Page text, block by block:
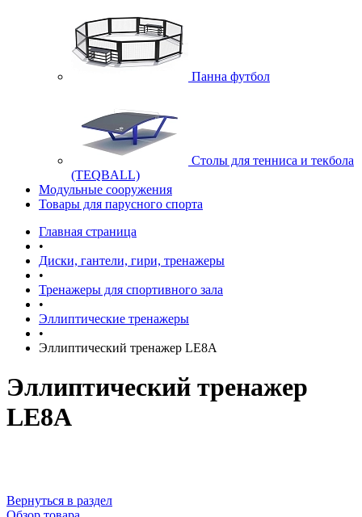
Панна футбол
Cтолы для тенниса и текбола
(TEQBALL)
Модульные сооружения
Товары для парусного спорта
Главная страница
•
Диски, гантели, гири, тренажеры
•
Тренажеры для спортивного зала
•
Эллиптические тренажеры
•
Эллиптический тренажер LE8A
Эллиптический тренажер
LE8A
Вернуться в раздел